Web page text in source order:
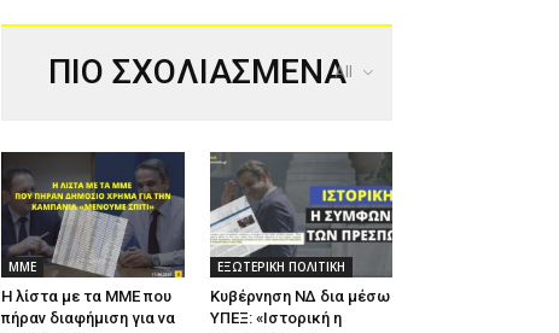
ΠΙΟ ΣΧΟΛΙΑΣΜΕΝΑ
All
ΜΜΕ
Η λίστα με τα ΜΜΕ που
πήραν διαφήμιση για να
ΕΞΩΤΕΡΙΚΗ ΠΟΛΙΤΙΚΗ
Κυβέρνηση ΝΔ δια μέσω
ΥΠΕΞ: «Ιστορική η